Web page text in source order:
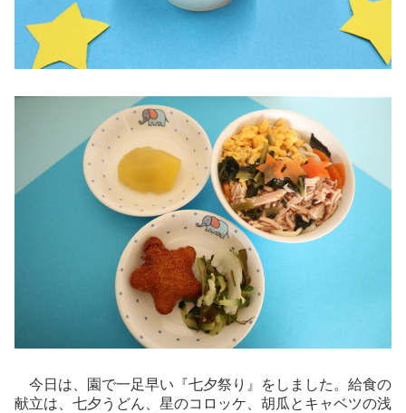
今日は、園で一足早い『七夕祭り』をしました。給食の
献立は、七夕うどん、星のコロッケ、胡瓜とキャベツの浅